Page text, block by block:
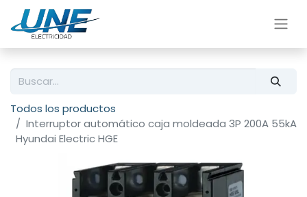
Todos los productos
Interruptor automático caja moldeada 3P 200A 55kA
Hyundai Electric HGE